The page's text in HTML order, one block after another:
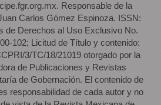
Responsable de la
Carlos Gómez Espinoza. ISSN:
de Derechos al Uso Exclusivo No.
102; Licitud de Título y contenido:
3/TC/18/21019 otorgado por la
de Publicaciones y Revistas
de Gobernación. El contenido de
responsabilidad de cada autor y no